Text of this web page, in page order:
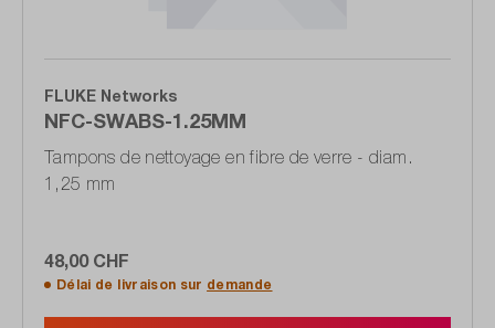
FLUKE Networks
NFC-SWABS-1.25MM
Tampons de nettoyage en fibre de verre - diam.
1,25 mm
48,00 CHF
Délai de livraison sur demande